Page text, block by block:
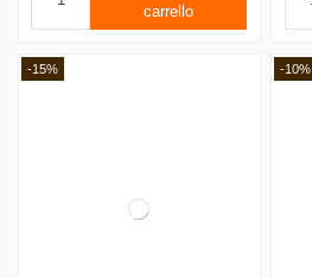
carrello
-15% -10%